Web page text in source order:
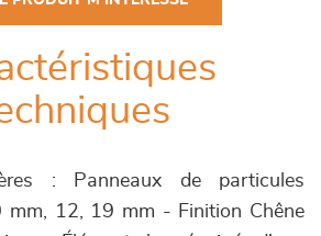
: Panneaux de particules
mm, 12, 19 mm - Finition Chêne